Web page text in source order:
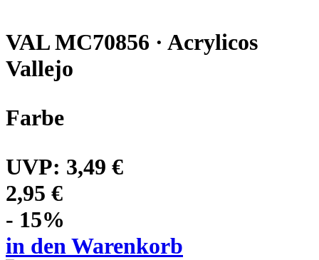
VAL MC70856 · Acrylicos
Vallejo
Farbe
UVP: 3,49 €
2,95 €
- 15%
in den Warenkorb